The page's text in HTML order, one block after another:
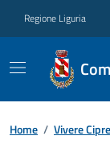
Regione Liguria
Home / Vivere